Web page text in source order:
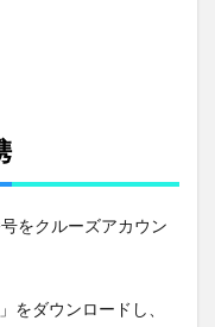
をクルーズアカウン
」をダウンロードし、